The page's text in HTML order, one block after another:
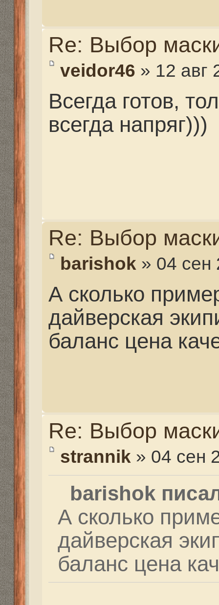
дайверская
баланс цена
Re: Выбор маски
strannik» 04 сен 2014,
баланс цена
в зависимости от
дайвера и условий
вы об этом
вы только хотите
Напишу именно по
дайвинга. Комплект
кроя.
По снаряге:
тыр., регуляторы 1 и
брать сразу зимний
сбалансированный)
(также зимник
тыр, манометр - 4
необходимости, так
самолетах не
путешествия на